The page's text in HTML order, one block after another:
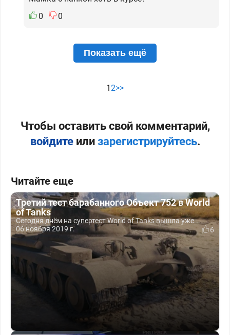
0
0
Показать ещё
12>>
Чтобы оставить свой комментарий,
войдитеили зарегистрируйтесь.
Читайте еще
Третий тест барабанного Объект 752 в World
of Tanks
Сегодня днём на супертест World of Tanks вышла уже...
06 ноября 2019 г.
6